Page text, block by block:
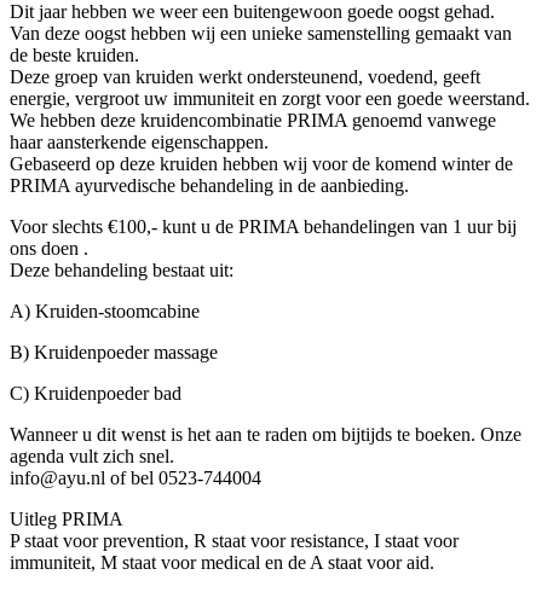
Dit jaar hebben we weer een buitengewoon goede oogst gehad.
Van deze oogst hebben wij een unieke samenstelling gemaakt van
de beste kruiden.
Deze groep van kruiden werkt ondersteunend, voedend, geeft
energie, vergroot uw immuniteit en zorgt voor een goede weerstand.
We hebben deze kruidencombinatie PRIMA genoemd vanwege
haar aansterkende eigenschappen.
Gebaseerd op deze kruiden hebben wij voor de komend winter de
PRIMA ayurvedische behandeling in de aanbieding.
Voor slechts €100,- kunt u de PRIMA behandelingen van 1 uur bij
ons doen .
Deze behandeling bestaat uit:
A) Kruiden-stoomcabine
B) Kruidenpoeder massage
C) Kruidenpoeder bad
Wanneer u dit wenst is het aan te raden om bijtijds te boeken. Onze
agenda vult zich snel.
info@ayu.nl of bel 0523-744004
Uitleg PRIMA
P staat voor prevention, R staat voor resistance, I staat voor
immuniteit, M staat voor medical en de A staat voor aid.